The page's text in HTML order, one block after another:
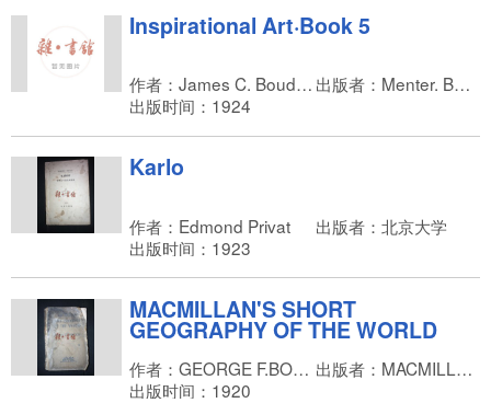
Inspirational Art·Book 5
作者：James C. Boudreau，Florence H. Fitch，Elmer A. Stephan
出版者：Menter. Bush & Company
出版时间：1924
Karlo
作者：Edmond Privat
出版者：北京大学
出版时间：1923
MACMILLAN'S SHORT
GEOGRAPHY OF THE WORLD
作者：GEORGE F.BOSWORTH,F.R.G.S
出版者：MACMILLAN AND CO.,LIMITED
出版时间：1920